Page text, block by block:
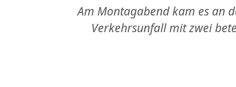
Am Montagabend kam es an
Verkehrsunfall mit zwei